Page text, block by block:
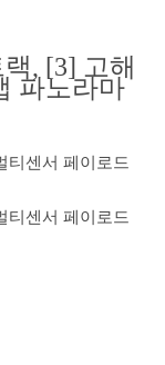
, [3] 고해
파노라마